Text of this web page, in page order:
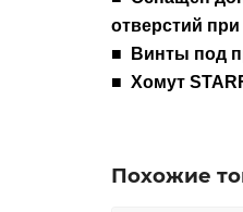
отверстий
■
Винты под
■ Хомут
Похожие